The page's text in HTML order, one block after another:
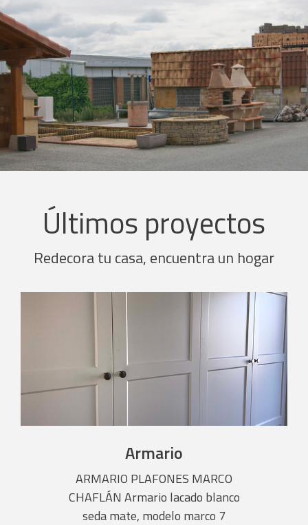
Últimos proyectos
Redecora tu casa, encuentra un hogar
Armario
ARMARIO PLAFONES MARCO
CHAFLÁN Armario lacado blanco
seda mate, modelo marco 7